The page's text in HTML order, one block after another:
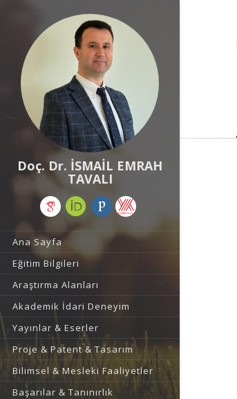
Doç. Dr. İSMAİL EMRAH
TAVALI
Ana Sayfa
Eğitim Bilgileri
Araştırma Alanları
Akademik İdari Deneyim
Yayınlar & Eserler
Proje & Patent & Tasarım
Bilimsel & Mesleki Faaliyetler
Başarılar & Tanınırlık